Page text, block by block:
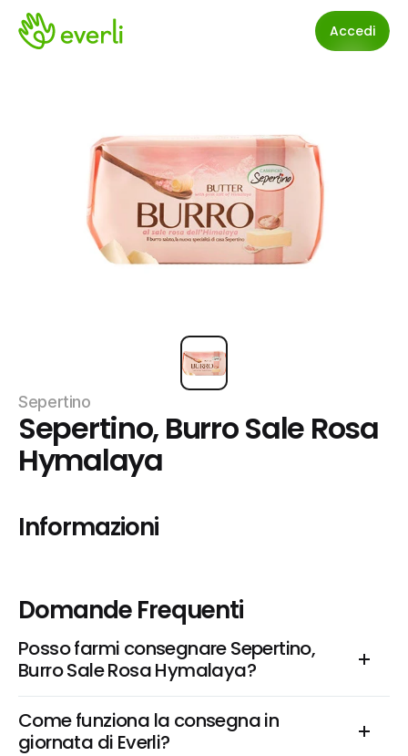
Accedi
Sepertino
Sepertino, Burro Sale Rosa
Hymalaya
Informazioni
Domande Frequenti
Posso farmi consegnare Sepertino,
Burro Sale Rosa Hymalaya?
Come funziona la consegna in
giornata di Everli?